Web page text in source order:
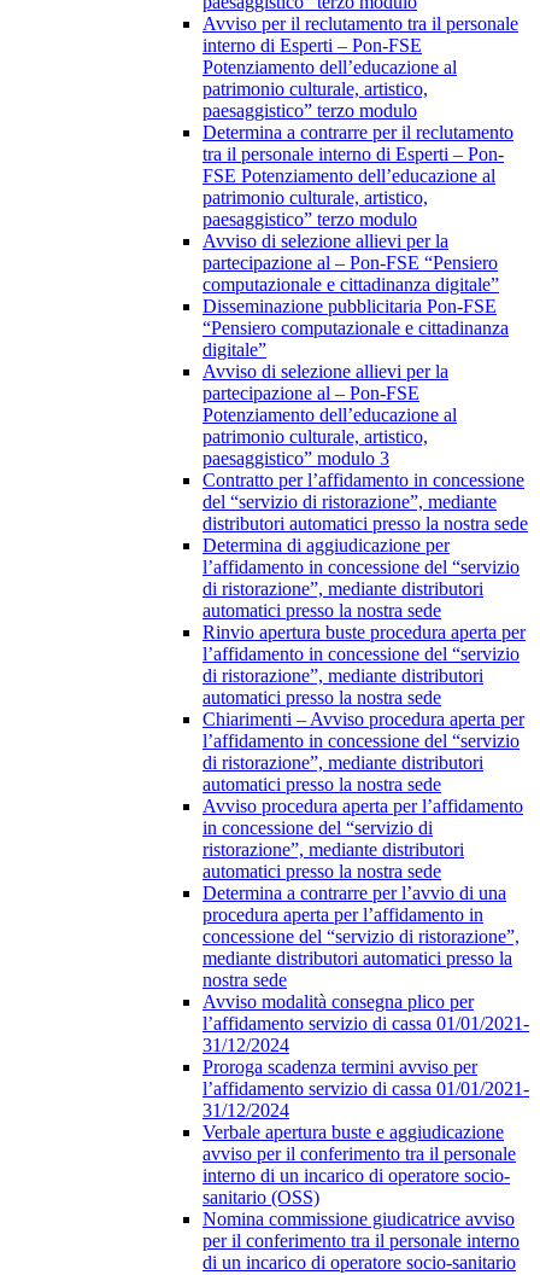
Avviso per il reclutamento tra il personale
interno di Esperti – Pon-FSE
Potenziamento dell’educazione al
patrimonio culturale, artistico,
paesaggistico” terzo modulo
Determina a contrarre per il reclutamento
tra il personale interno di Esperti – Pon-
FSE Potenziamento dell’educazione al
patrimonio culturale, artistico,
paesaggistico” terzo modulo
Avviso di selezione allievi per la
partecipazione al – Pon-FSE “Pensiero
computazionale e cittadinanza digitale”
Disseminazione pubblicitaria Pon-FSE
“Pensiero computazionale e cittadinanza
digitale”
Avviso di selezione allievi per la
partecipazione al – Pon-FSE
Potenziamento dell’educazione al
patrimonio culturale, artistico,
paesaggistico” modulo 3
Contratto per l’affidamento in concessione
del “servizio di ristorazione”, mediante
distributori automatici presso la nostra sede
Determina di aggiudicazione per
l’affidamento in concessione del “servizio
di ristorazione”, mediante distributori
automatici presso la nostra sede
Rinvio apertura buste procedura aperta per
l’affidamento in concessione del “servizio
di ristorazione”, mediante distributori
automatici presso la nostra sede
Chiarimenti – Avviso procedura aperta per
l’affidamento in concessione del “servizio
di ristorazione”, mediante distributori
automatici presso la nostra sede
Avviso procedura aperta per l’affidamento
in concessione del “servizio di
ristorazione”, mediante distributori
automatici presso la nostra sede
Determina a contrarre per l’avvio di una
procedura aperta per l’affidamento in
concessione del “servizio di ristorazione”,
mediante distributori automatici presso la
nostra sede
Avviso modalità consegna plico per
l’affidamento servizio di cassa 01/01/2021-
31/12/2024
Proroga scadenza termini avviso per
l’affidamento servizio di cassa 01/01/2021-
31/12/2024
Verbale apertura buste e aggiudicazione
avviso per il conferimento tra il personale
interno di un incarico di operatore socio-
sanitario (OSS)
Nomina commissione giudicatrice avviso
per il conferimento tra il personale interno
di un incarico di operatore socio-sanitario